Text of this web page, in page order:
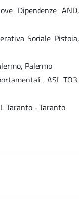
Dipendenze AND,
Sociale Pistoia,
Palermo
, ASL TO3,
Taranto - Taranto